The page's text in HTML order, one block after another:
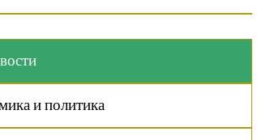
и политика